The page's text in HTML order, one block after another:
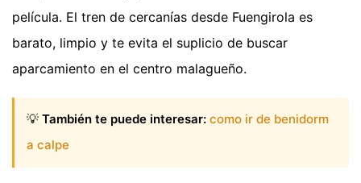
película. El tren de cercanías desde Fuengirola es
barato, limpio y te evita el suplicio de buscar
aparcamiento en el centro malagueño.
💡 También te puede interesar: como ir de benidorm
a calpe